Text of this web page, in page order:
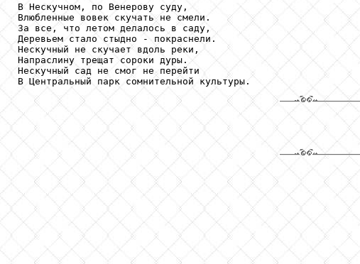
В Нескучном, по Венерову суду,
Влюбленные вовек скучать не смели.
За все, что летом делалось в саду,
Деревьем стало стыдно - покраснели.
Нескучный не скучает вдоль реки,
Напраслину трещат сороки дуры.
Нескучный сад не смог не перейти
В Центральный парк сомнительной культуры.